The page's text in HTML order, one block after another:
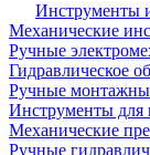
Инструменты
Механические
Ручные
Гидравлическое
Ручные
Инструменты для
Механические
Ручные